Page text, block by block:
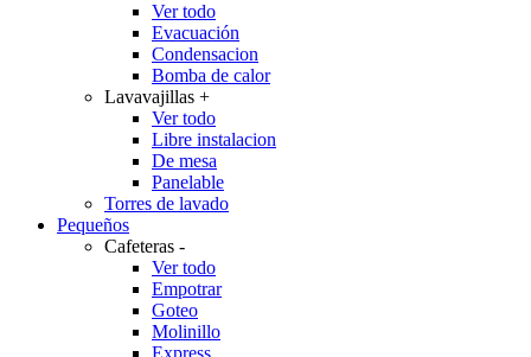
Ver todo
Evacuación
Condensacion
Bomba de calor
Lavavajillas +
Ver todo
Libre instalacion
De mesa
Panelable
Torres de lavado
Pequeños
Cafeteras -
Ver todo
Empotrar
Goteo
Molinillo
Express